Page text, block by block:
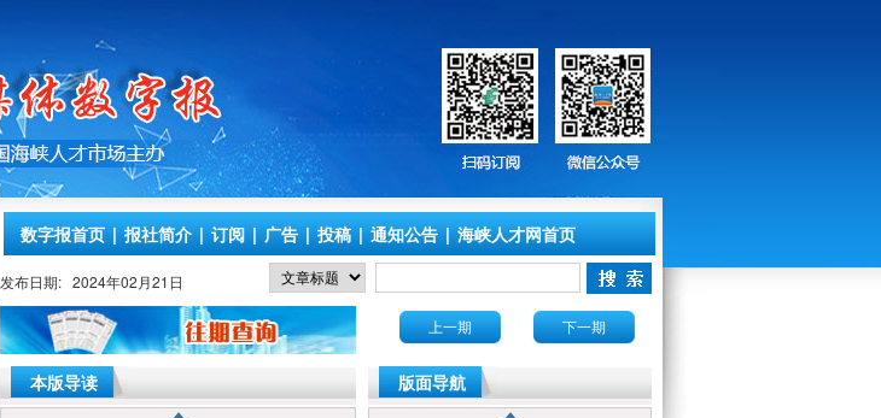
数字报首页 | 报社简介 | 订阅 | 广告 | 投稿 | 通知公告 | 海峡人才网首页
发布日期: 2024年02月21日
本版导读
上一期 下一期
版面导航